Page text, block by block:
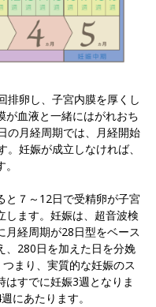
排卵し、子宮内膜を厚くし
が血液と一緒にはがれおち
の月経周期では、月経開始
妊娠が成立しなければ、
と７～12日で受精卵が子宮
します。妊娠は、超音波検
月経周期が28日型をベース
、280日を加えた日を分娩
まり、実質的な妊娠のス
はすでに妊娠3週となりま
にあたります。